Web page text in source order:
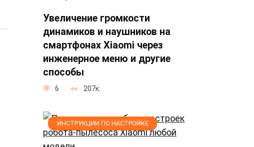
Увеличение громкости
динамиков и наушников на
смартфонах Xiaomi через
инженерное меню и другие
способы
6 207к.
ИНСТРУКЦИИ ПО НАСТРОЙКЕ